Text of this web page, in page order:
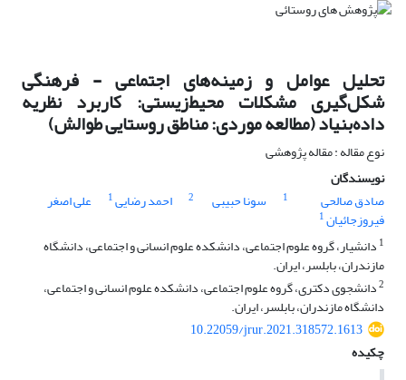
تحلیل عوامل و زمینه‌های اجتماعی - فرهنگی
شکل‌گیری مشکلات محیط‌زیستی: کاربرد نظریه
داده‌بنیاد (مطالعه موردی: مناطق روستایی طوالش)
نوع مقاله : مقاله پژوهشی
نویسندگان
صادق صالحی
1 سونا حبیبی 2 احمد رضایی1 علی اصغر
فیروزجائیان1
1 دانشیار، گروه علوم اجتماعی، دانشکده علوم انسانی و اجتماعی، دانشگاه
مازندران، بابلسر، ایران.
2دانشجوی دکتری، گروه علوم اجتماعی، دانشکده علوم انسانی و اجتماعی،
دانشگاه مازندران، بابلسر، ایران.
10.22059/jrur.2021.318572.1613
چکیده